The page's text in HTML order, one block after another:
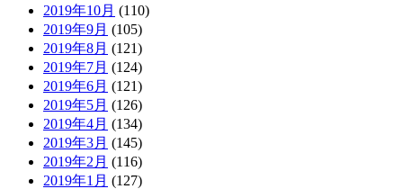
2019年10月 (110)
2019年9月 (105)
2019年8月 (121)
2019年7月 (124)
2019年6月 (121)
2019年5月 (126)
2019年4月 (134)
2019年3月 (145)
2019年2月 (116)
2019年1月 (127)